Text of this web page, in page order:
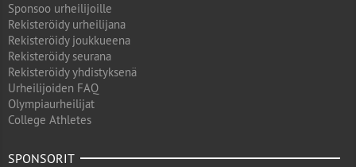
Sponsoo urheilijoille
Rekisteröidy urheilijana
Rekisteröidy joukkueena
Rekisteröidy seurana
Rekisteröidy yhdistyksenä
Urheilijoiden FAQ
Olympiaurheilijat
College Athletes
SPONSORIT